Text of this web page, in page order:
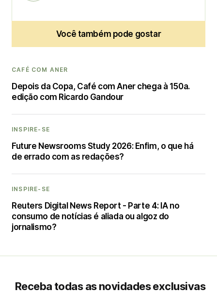
Você também pode gostar
CAFÉ COM ANER
Depois da Copa, Café com Aner chega à 150a.
edição com Ricardo Gandour
INSPIRE-SE
Future Newsrooms Study 2026: Enfim, o que há
de errado com as redações?
INSPIRE-SE
Reuters Digital News Report - Parte 4: IA no
consumo de notícias é aliada ou algoz do
jornalismo?
Receba todas as novidades exclusivas